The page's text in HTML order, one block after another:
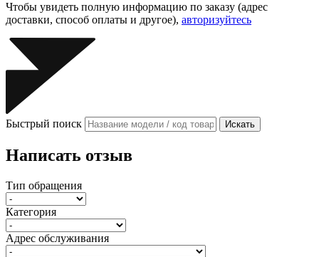
Чтобы увидеть полную информацию по заказу (адрес
доставки, способ оплаты и другое), авторизуйтесь
Быстрый поиск Искать
Написать отзыв
Тип обращения
Категория
Адрес обслуживания